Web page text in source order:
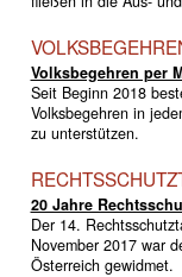
Volksbegehren per
Seit Beginn 2018
Volksbegehren in
zu unterstützen.
20 Jahre
Der 14.
November 2017 war
Österreich gewidmet.